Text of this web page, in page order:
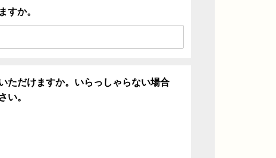
すか。
ただけますか。いらっしゃらない場合
い。